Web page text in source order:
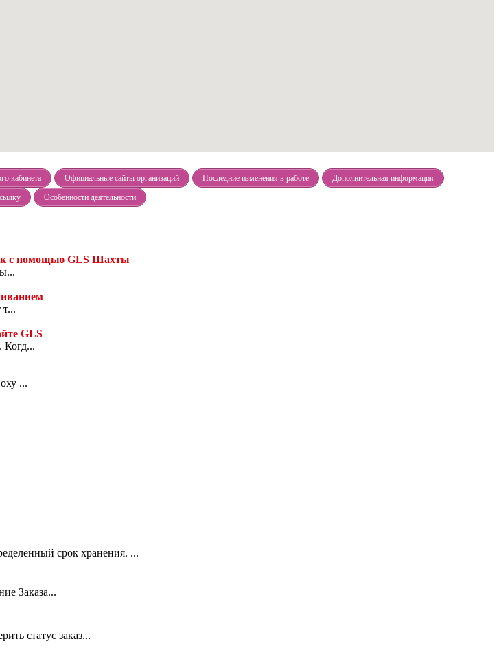
кабинета Официальные сайты организаций Последние изменения в работе
Дополнительная информация
Особенности деятельности
с помощью GLS Шахты
GLS
Когд...
...
срок хранения. ...
Заказа...
статус заказ...